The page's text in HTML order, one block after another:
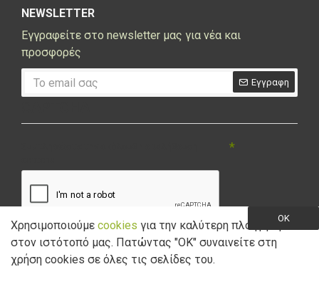
NEWSLETTER
Εγγραφείτε στο newsletter μας για νέα και
προσφορές
Εγγραφη
Έχω διαβάσει και αποδέχομαι την Πολιτική Απορρήτου
OK
Χρησιμοποιούμε cookies για την καλύτερη πλοήγηση
στον ιστότοπό μας. Πατώντας "ΟK" συναινείτε στη
χρήση cookies σε όλες τις σελίδες του.